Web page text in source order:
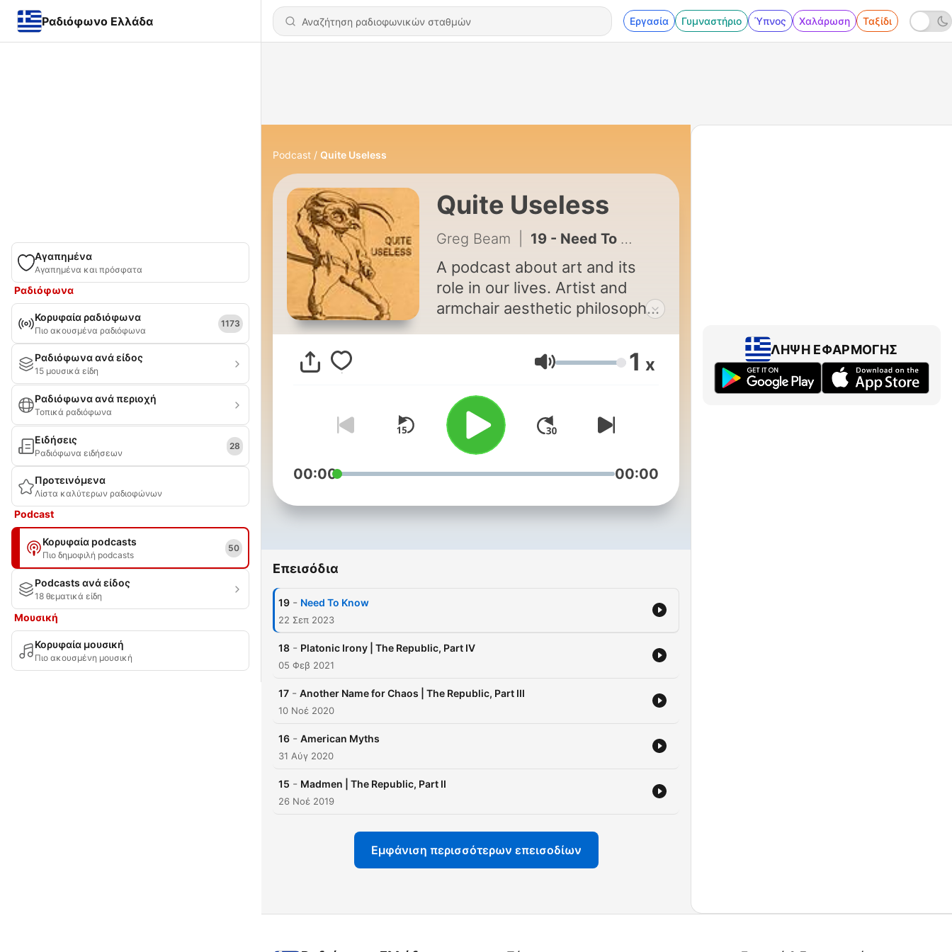
Ραδιόφωνο Ελλάδα Εργασία Γυμναστήριο Ύπνος Χαλάρωση Ταξίδι
Αγαπημένα
Αγαπημένα και πρόσφατα
Ραδιόφωνα
Κορυφαία ραδιόφωνα
Πιο ακουσμένα ραδιόφωνα
1173
Ραδιόφωνα ανά είδος
15 μουσικά είδη
Ραδιόφωνα ανά περιοχή
Τοπικά ραδιόφωνα
Ειδήσεις
Ραδιόφωνα ειδήσεων
28
Προτεινόμενα
Λίστα καλύτερων ραδιοφώνων
Podcast
Κορυφαία podcasts
Πιο δημοφιλή podcasts
50
Podcasts ανά είδος
18 θεματικά είδη
Μουσική
Κορυφαία μουσική
Πιο ακουσμένη μουσική
Podcast Quite Useless
Quite Useless
Greg Beam 19 - Need To Know
A podcast about art and its
role in our lives. Artist and
armchair aesthetic philosopher
topics in the arts, asking how
art both reflects and shapes
Ένταση 1 x
00:00 00:00
Επεισόδια
19 - Need To Know
22 Σεπ 2023
18 - Platonic Irony | The Republic, Part IV
05 Φεβ 2021
17 - Another Name for Chaos | The Republic, Part III
10 Νοέ 2020
16 - American Myths
31 Αύγ 2020
15 - Madmen | The Republic, Part II
26 Νοέ 2019
Εμφάνιση περισσότερων επεισοδίων
ΛΉΨΗ ΕΦΑΡΜΟΓΉΣ